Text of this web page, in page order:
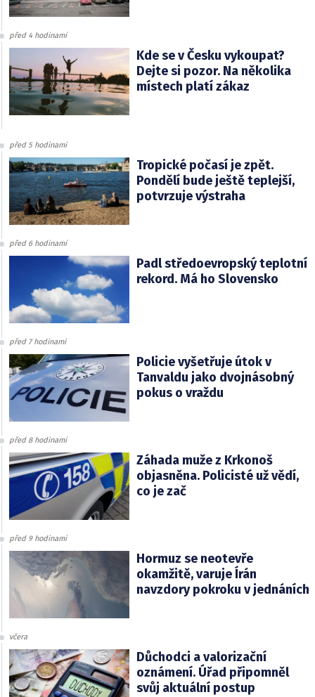
před 4 hodinami
Kde se v Česku vykoupat?
Dejte si pozor. Na několika
místech platí zákaz
před 5 hodinami
Tropické počasí je zpět.
Pondělí bude ještě teplejší,
potvrzuje výstraha
před 6 hodinami
Padl středoevropský teplotní
rekord. Má ho Slovensko
před 7 hodinami
Policie vyšetřuje útok v
Tanvaldu jako dvojnásobný
pokus o vraždu
před 8 hodinami
Záhada muže z Krkonoš
objasněna. Policisté už vědí,
co je zač
před 9 hodinami
Hormuz se neotevře
okamžitě, varuje Írán
navzdory pokroku v jednáních
včera
Důchodci a valorizační
oznámení. Úřad připomněl
svůj aktuální postup